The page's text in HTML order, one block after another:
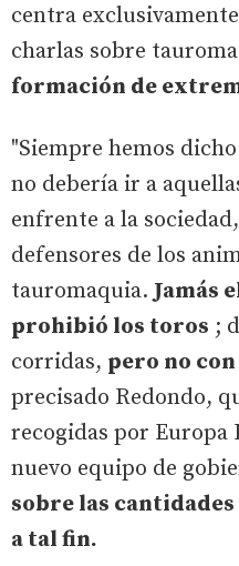
centra
charlas sobre
formación de
"Siempre hemos
no debería ir a
enfrente a la
defensores de los
tauromaquia. Jamás
prohibió los toros ;
corridas, pero no
precisado Redondo,
recogidas por Europa
nuevo equipo de
sobre las
a tal fin.